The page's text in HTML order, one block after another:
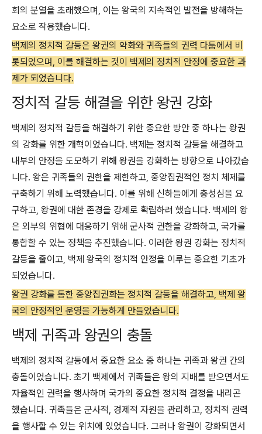
회의 분열을 초래했으며, 이는 왕국의 지속적인 발전을 방해하는
요소로 작용했습니다.
백제의 정치적 갈등은 왕권의 약화와 귀족들의 권력 다툼에서 비
롯되었으며, 이를 해결하는 것이 백제의 정치적 안정에 중요한 과
제가 되었습니다.
정치적 갈등 해결을 위한 왕권 강화
백제의 정치적 갈등을 해결하기 위한 중요한 방안 중 하나는 왕권
의 강화를 위한 개혁이었습니다. 백제는 정치적 갈등을 해결하고
내부의 안정을 도모하기 위해 왕권을 강화하는 방향으로 나아갔습
니다. 왕은 귀족들의 권한을 제한하고, 중앙집권적인 정치 체제를
구축하기 위해 노력했습니다. 이를 위해 신하들에게 충성심을 요
구하고, 왕권에 대한 존경을 강제로 확립하려 했습니다. 백제의 왕
은 외부의 위협에 대응하기 위해 군사적 권한을 강화하고, 국가를
통합할 수 있는 정책을 추진했습니다. 이러한 왕권 강화는 정치적
갈등을 줄이고, 백제 왕국의 정치적 안정을 이루는 중요한 기초가
되었습니다.
왕권 강화를 통한 중앙집권화는 정치적 갈등을 해결하고, 백제 왕
국의 안정적인 운영을 가능하게 만들었습니다.
백제 귀족과 왕권의 충돌
백제의 정치적 갈등에서 중요한 요소 중 하나는 귀족과 왕권 간의
충돌이었습니다. 초기 백제에서 귀족들은 왕의 지배를 받으면서도
자율적인 권력을 행사하며 국가의 중요한 정치적 결정을 내리곤
했습니다. 귀족들은 군사적, 경제적 자원을 관리하고, 정치적 권력
을 행사할 수 있는 위치에 있었습니다. 그러나 왕권이 강화되면서